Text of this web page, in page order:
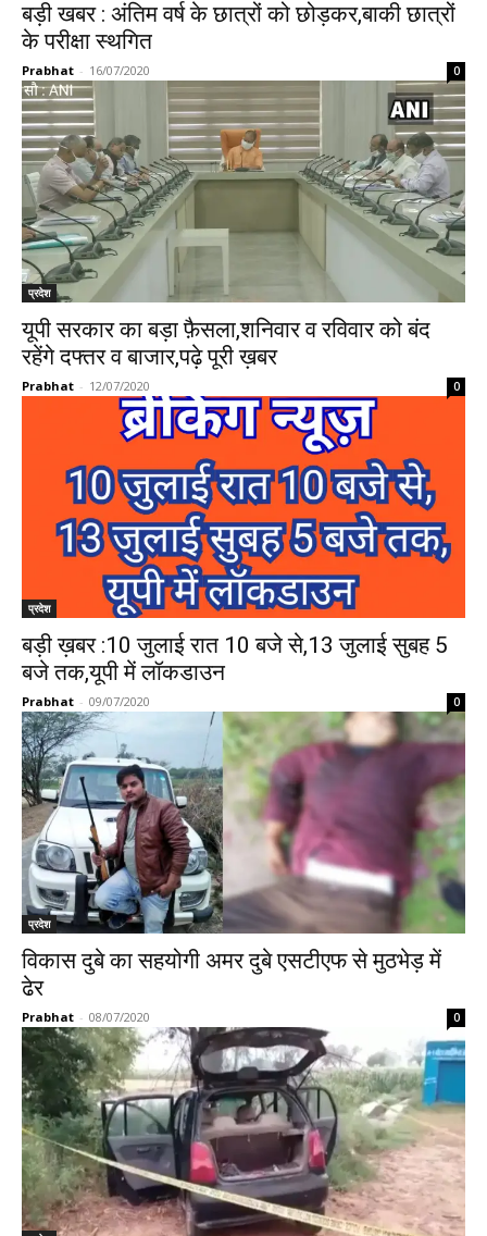
बड़ी खबर : अंतिम वर्ष के छात्रों को छोड़कर,बाकी छात्रों
के परीक्षा स्थगित
Prabhat - 16/07/2020 0
प्रदेश
यूपी सरकार का बड़ा फ़ैसला,शनिवार व रविवार को बंद
रहेंगे दफ्तर व बाजार,पढ़े पूरी ख़बर
Prabhat - 12/07/2020 0
प्रदेश
बड़ी ख़बर :10 जुलाई रात 10 बजे से,13 जुलाई सुबह 5
बजे तक,यूपी में लॉकडाउन
Prabhat - 09/07/2020 0
प्रदेश
विकास दुबे का सहयोगी अमर दुबे एसटीएफ से मुठभेड़ में
ढेर
Prabhat - 08/07/2020 0